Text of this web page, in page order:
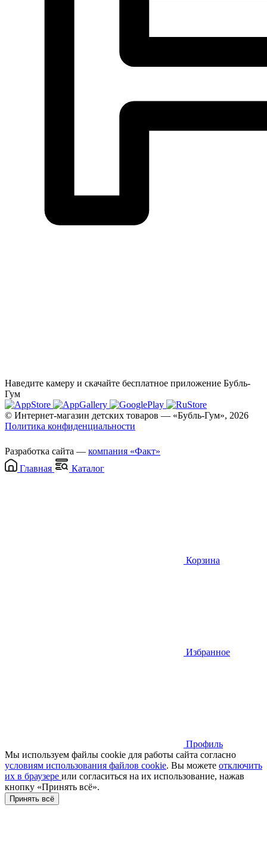
Наведите камеру и скачайте бесплатное приложение Бубль-
Гум
© Интернет-магазин детских товаров — «Бубль-Гум», 2026
Политика конфиденциальности
Разработка сайта — компания «Факт»
Главная
Каталог
Корзина
Избранное
Профиль
Мы используем файлы cookie для работы сайта согласно
условиям использования файлов cookie. Вы можете отключить
их в браузере или cогласиться на их использование, нажав
кнопку «Принять всё».
Принять всё